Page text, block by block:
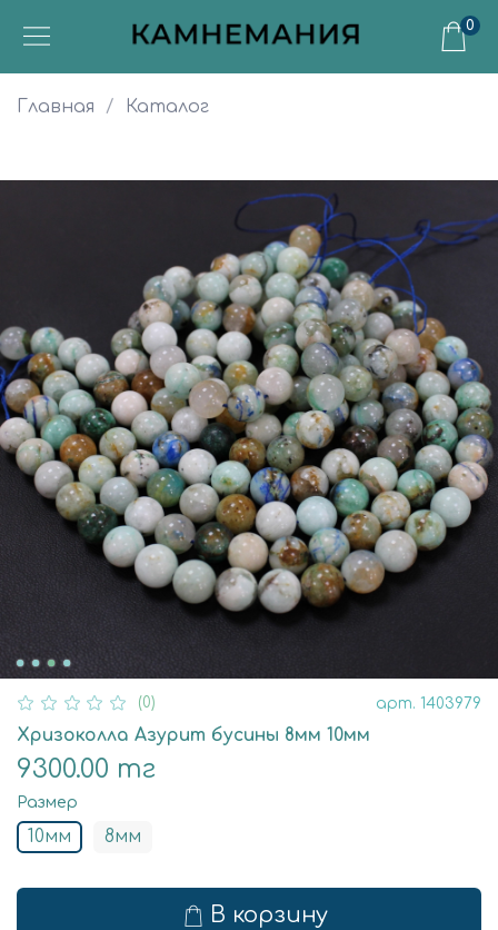
0
Главная Каталог
(0) арт. 1403979
Хризоколла Азурит бусины 8мм 10мм
9300.00 тг
Размер
10мм 8мм
В корзину